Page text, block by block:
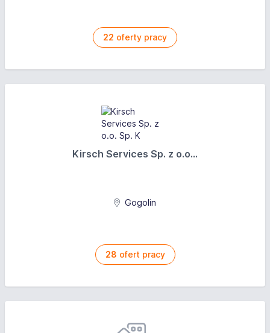
22 oferty pracy
Kirsch Services Sp. z o.o...
Gogolin
28 ofert pracy